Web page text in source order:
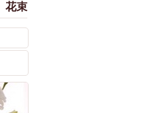
花束